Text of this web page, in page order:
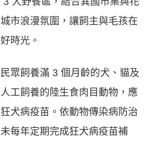
市浪漫氛圍，讓飼主與毛孩在
時光。
眾飼養滿 3 個月齡的犬、貓及
工飼養的陸生食肉目動物，應
犬病疫苗。依動物傳染病防治
每年定期完成狂犬病疫苗補